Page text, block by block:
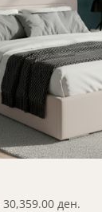
30,359.00 ден.